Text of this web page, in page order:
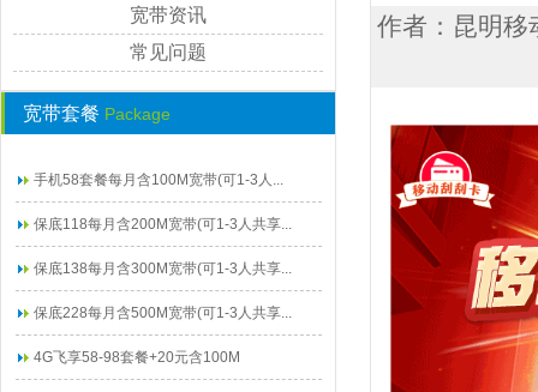
宽带资讯
常见问题
宽带套餐 Package
手机58套餐每月含100M宽带(可1-3人...
保底118每月含200M宽带(可1-3人共享...
保底138每月含300M宽带(可1-3人共享...
保底228每月含500M宽带(可1-3人共享...
4G飞享58-98套餐+20元含100M
作者：昆明移